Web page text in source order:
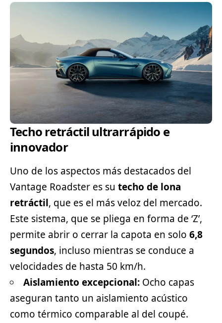
Techo retráctil ultrarrápido e
innovador
Uno de los aspectos más destacados del
Vantage Roadster es su techo de lona
retráctil, que es el más veloz del mercado.
Este sistema, que se pliega en forma de ‘Z’,
permite abrir o cerrar la capota en solo 6,8
segundos, incluso mientras se conduce a
velocidades de hasta 50 km/h.
Aislamiento excepcional: Ocho capas
aseguran tanto un aislamiento acústico
como térmico comparable al del coupé.